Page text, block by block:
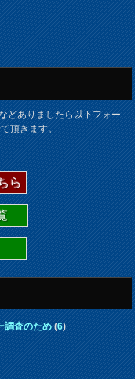
どありましたら以下フォー
頂きます。
ら
覧
調査のため(6)